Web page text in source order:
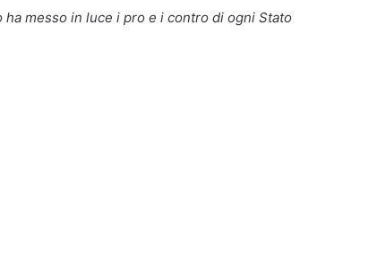
messo in luce i pro e i contro di ogni Stato